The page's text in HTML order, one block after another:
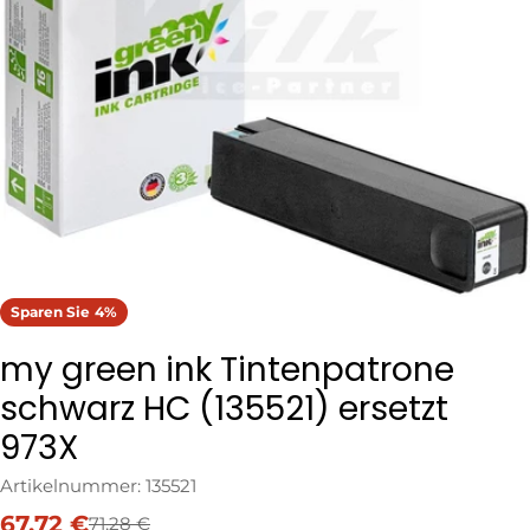
Sie das Medium 0 im Modalformat
Sparen Sie 4%
my green ink Tintenpatrone
schwarz HC (135521) ersetzt
973X
Artikelnummer: 135521
67,72 €71,28 €